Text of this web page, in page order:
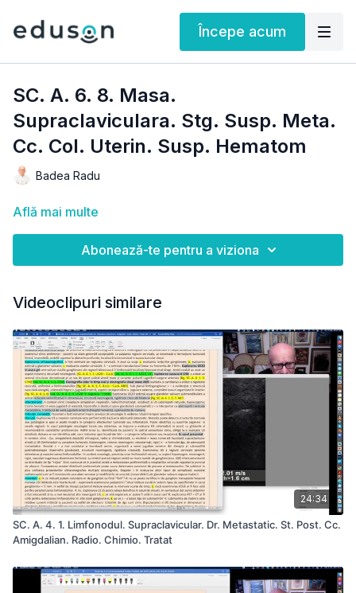
Începe acum
SC. A. 6. 8. Masa.
Supraclaviculara. Stg. Susp. Meta.
Cc. Col. Uterin. Susp. Hematom
Badea Radu
Află mai multe
Abonează-te pentru a viziona
Videoclipuri similare
24:34
SC. A. 4. 1. Limfonodul. Supraclavicular. Dr. Metastatic. St. Post. Cc.
Amigdalian. Radio. Chimio. Tratat